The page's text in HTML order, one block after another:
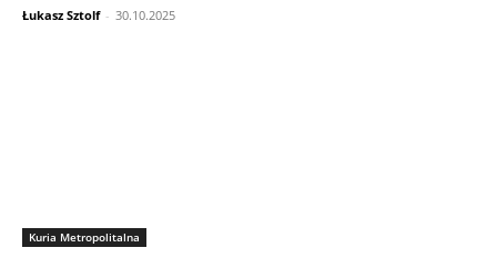
Łukasz Sztolf - 30.10.2025
Kuria Metropolitalna